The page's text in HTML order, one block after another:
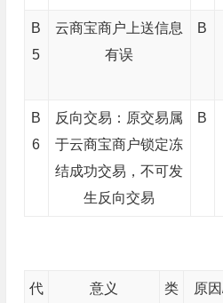
B
5
云商宝商户上送信息
有误
B
B
6
反向交易：原交易属
于云商宝商户锁定冻
结成功交易，不可发
生反向交易
B
代
意义
类
原